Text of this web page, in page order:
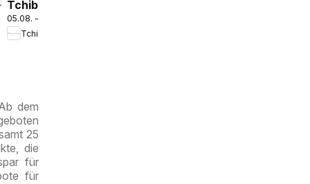
Tchibo
Eduscho
Tchibo
05.08. - 12.08.2026
dem
25
die
für
für